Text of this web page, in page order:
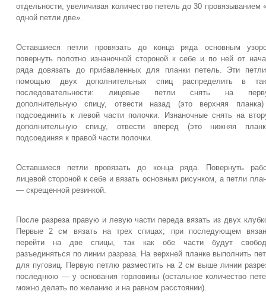
отдельности, увеличивая количество петель до 30 провязыванием
одной петли две».
Оставшиеся петли провязать до конца ряда основным
повернуть полотно изнаночной стороной к себе и по ней от
ряда довязать до прибавленных для планки петель. Эти
помощью двух дополнительных спиц распределить в
последовательности: лицевые петли снять на
дополнительную спицу, отвести назад (это верхняя
подсоединить к левой части полочки. Изнаночные снять на
дополнительную спицу, отвести вперед (это нижняя
подсоединяя к правой части полочки.
Оставшиеся петли провязать до конца ряда. Повернуть
лицевой стороной к себе и вязать основным рисунком, а петли
— скрещенной резинкой.
После разреза правую и левую части переда вязать из двух
Первые 2 см вязать на трех спицах; при последующем
перейти на две спицы, так как обе части будут
разъединяться по линии разреза. На верхней планке выполнить
для пуговиц. Первую петлю разместить на 2 см выше линии
последнюю — у основания горловины (остальное количество
можно делать по желанию и на равном расстоянии).